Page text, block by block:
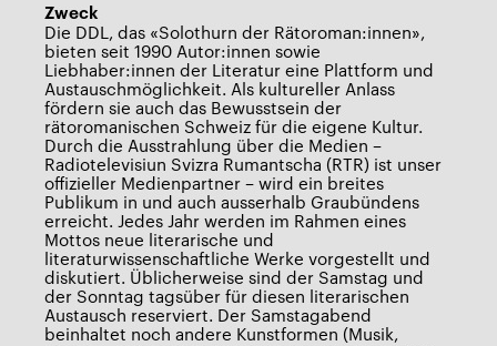
Zweck
Die DDL, das «Solothurn der Rätoroman:innen»,
bieten seit 1990 Autor:innen sowie
Liebhaber:innen der Literatur eine Plattform und
Austauschmöglichkeit. Als kultureller Anlass
fördern sie auch das Bewusstsein der
rätoromanischen Schweiz für die eigene Kultur.
Durch die Ausstrahlung über die Medien –
Radiotelevisiun Svizra Rumantscha (RTR) ist unser
offizieller Medienpartner – wird ein breites
Publikum in und auch ausserhalb Graubündens
erreicht. Jedes Jahr werden im Rahmen eines
Mottos neue literarische und
literaturwissenschaftliche Werke vorgestellt und
diskutiert. Üblicherweise sind der Samstag und
der Sonntag tagsüber für diesen literarischen
Austausch reserviert. Der Samstagabend
beinhaltet noch andere Kunstformen (Musik,